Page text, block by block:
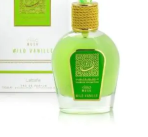
Perfumes Lattafa : Explora la
Exclusividad